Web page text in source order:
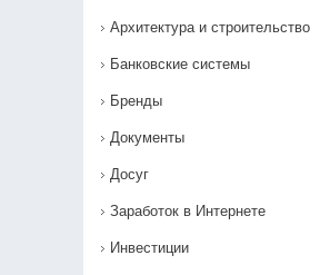
Архитектура и строительство
Банковские системы
Бренды
Документы
Досуг
Заработок в Интернете
Инвестиции